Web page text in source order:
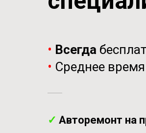
• Всегда
• Среднее
✓ Авторемонт на